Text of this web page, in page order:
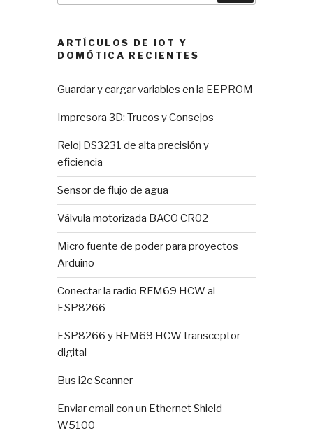
ARTÍCULOS DE IOT Y
DOMÓTICA RECIENTES
Guardar y cargar variables en la EEPROM
Impresora 3D: Trucos y Consejos
Reloj DS3231 de alta precisión y
eficiencia
Sensor de flujo de agua
Válvula motorizada BACO CR02
Micro fuente de poder para proyectos
Arduino
Conectar la radio RFM69 HCW al
ESP8266
ESP8266 y RFM69 HCW transceptor
digital
Bus i2c Scanner
Enviar email con un Ethernet Shield
W5100